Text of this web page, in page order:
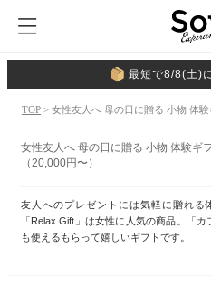
最短で8/8(土)
TOP > 女性友人へ 母の日に贈る 小物 体験
女性友人へ 母の日に贈る 小物 体験ギ
（20,000円〜）
友人へのプレゼントには気軽に贈れる
「Relax Gift」は女性に人気の商品。「
も使えるもらって嬉しいギフトです。